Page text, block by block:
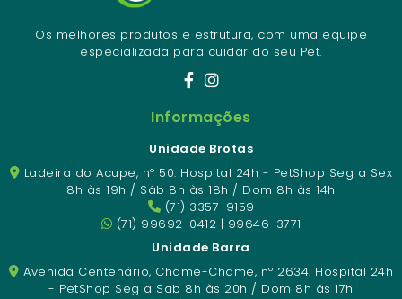
Os melhores produtos e estrutura, com uma equipe
especializada para cuidar do seu Pet.
Informações
Unidade Brotas
Ladeira do Acupe, nº 50. Hospital 24h - PetShop Seg a Sex
8h às 19h / Sáb 8h às 18h / Dom 8h às 14h
(71) 3357-9159
(71) 99692-0412 | 99646-3771
Unidade Barra
Avenida Centenário, Chame-Chame, nº 2634. Hospital 24h
- PetShop Seg a Sab 8h às 20h / Dom 8h às 17h